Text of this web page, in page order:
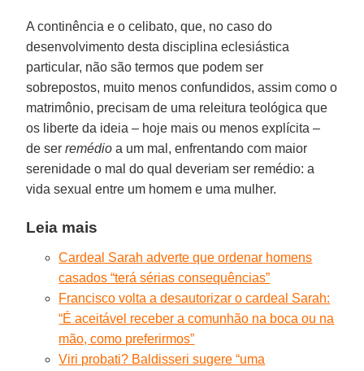
A continência e o celibato, que, no caso do
desenvolvimento desta disciplina eclesiástica
particular, não são termos que podem ser
sobrepostos, muito menos confundidos, assim como o
matrimônio, precisam de uma releitura teológica que
os liberte da ideia – hoje mais ou menos explícita –
de serremédio a um mal, enfrentando com maior
serenidade o mal do qual deveriam ser remédio: a
vida sexual entre um homem e uma mulher.
Leia mais
Cardeal Sarah adverte que ordenar homens
casados “terá sérias consequências”
Francisco volta a desautorizar o cardeal Sarah:
“É aceitável receber a comunhão na boca ou na
mão, como preferirmos”
Viri probati? Baldisseri sugere “uma